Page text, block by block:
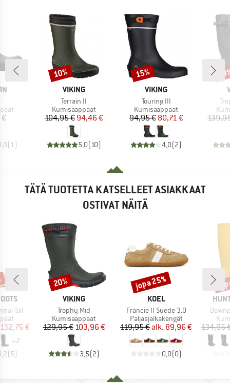
( 1)
MERKKI
VIKING
Tuote
Terrain II
Tuoteryhmä
Kumisaappaat
Hinta
104,95 €Alennettu hinta
94,46 €
5,0( 10)
Alennus
10%
MERKKI
VIKING
Tuote
Touring III
Tuoteryhmä
Kumisaappaat
Hinta
94,95 €Alennettu hinta
80,71 €
4,0(2)
Alennus
15%
TÄTÄ TUOTETTA KATSELLEET ASIAKKAAT
OSTIVAT NÄITÄ
Tall
hinta
132,76 €
+2
(5)
MERKKI
VIKING
Tuote
Trophy Mid
Tuoteryhmä
Kumisaappaat
Hinta
129,95 €Alennettu hinta
103,96 €
3,5(2)
Alennus
20%
MERKKI
KOEL
Tuote
Francie II Suede 3.0
Tuoteryhmä
Paljasjalkakengät
Hinta
119,95 € Alennettu hinta
alk. 89,96 €
0,0(0)
Alennus
jopa 25%
Tuote
134,95